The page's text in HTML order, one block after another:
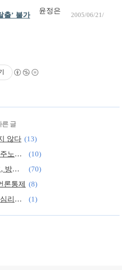
출’ 불가
윤정은
2005/06/21/
른 글
않다 (13)
여성조합원의 눈으로 본 민주노총 성폭력 사건
(10)
‘쓰레기시멘트’ 고발블로그, 방통심의위 도마에 올라
(70)
론통제
(8)
내가 진짜로 원하는 뭘까…심리이야기
(1)
뀔까 (1)